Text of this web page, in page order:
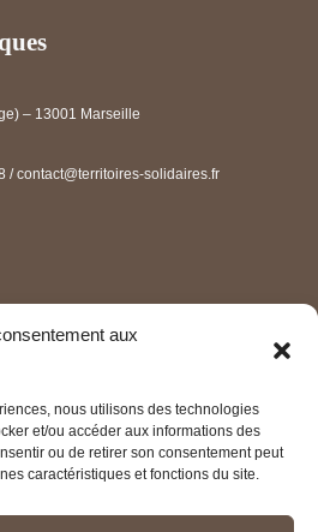
aux
nous utilisons des technologies
et/ou accéder aux informations des
ou de retirer son consentement peut
caractéristiques et fonctions du site.
– 13001 Marseille
/ contact@territoires-solidaires.fr